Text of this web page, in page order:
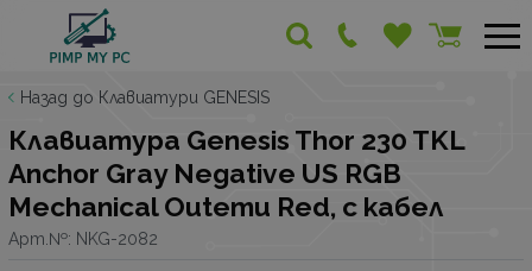
Назад до Клавиатури GENESIS
Клавиатура Genesis Thor 230 TKL
Anchor Gray Negative US RGB
Mechanical Outemu Red, с кабел
Арт.№: NKG-2082